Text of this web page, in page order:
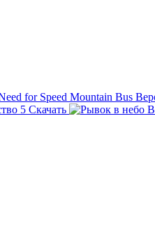
5 Скачать